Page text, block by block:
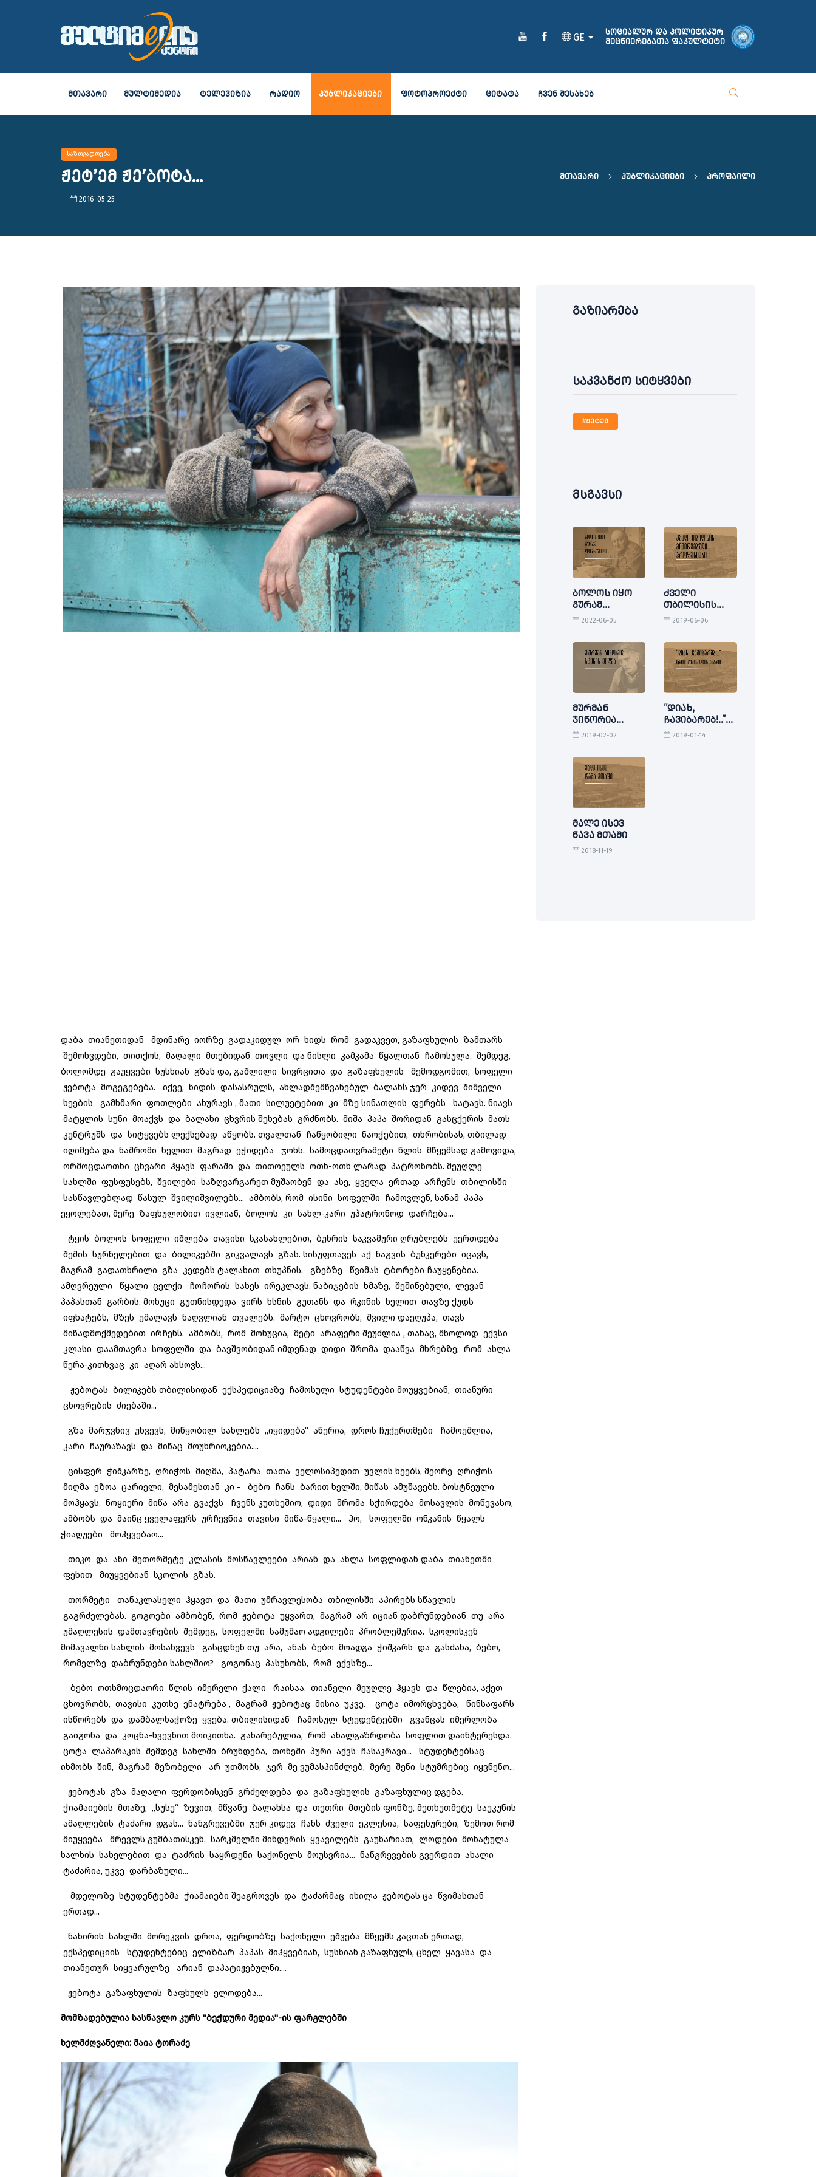
სოციალურ და პოლიტიკურ
მეცნიერებათა ფაკულტეტი
GE
ᲛᲗᲐᲕᲐᲠᲘ ᲛᲣᲚᲢᲘᲛᲔᲓᲘᲐ ᲢᲔᲚᲔᲕᲘᲖᲘᲐ ᲠᲐᲓᲘᲝ ᲞᲣᲑᲚᲘᲙᲐᲪᲘᲔᲑᲘ ᲤᲝᲢᲝᲞᲠᲝᲔᲥᲢᲘ ᲪᲘᲢᲐᲢᲐ ᲩᲕᲔᲜ ᲨᲔᲡᲐᲮᲔᲑ
საზოგადოება
ჟეტ’ემ ჟე’ბოტა...
2016-05-25
Მთავარი Პუბლიკაციები Პროფაილი
დაბა თიანეთიდან მდინარე იორზე გადაკიდულ ორ ხიდს რომ გადაკვეთ, გაზაფხულის ზამთარს
შემოხვდები, თითქოს, მაღალი მთებიდან თოვლი და ნისლი კამკამა წყალთან ჩამოსულა. შემდეგ,
ბოლომდე გაუყვები სუსხიან გზას და, გაშლილი სივრცითა და გაზაფხულის შემოდგომით, სოფელი
ჟებოტა მოგეგებება. იქვე, ხიდის დასასრულს, ახლადშემწვანებულ ბალახს ჯერ კიდევ შიშველი
ხეების გამხმარი ფოთლები ახურავს , მათი სილუეტებით კი მზე სინათლის ფერებს ხატავს. ნიავს
მატყლის სუნი მოაქვს და ბალახი ცხვრის შეხებას გრძნობს. მიშა პაპა შორიდან გასცქერის მათს
კუნტრუშს და სიტყვებს ლექსებად აწყობს. თვალთან ჩაწყობილი ნაოჭებით, თხრობისას, თბილად
იღიმება და ნაშრომი ხელით მაგრად ეჭიდება ჯოხს. სამოცდათვრამეტი წლის მწყემსად გამოვიდა,
ორმოცდაოთხი ცხვარი ჰყავს ფარაში და თითოეულს ოთხ-ოთხ ლარად პატრონობს. მეუღლე
სახლში ფუსფუსებს, შვილები საზღვარგარეთ მუშაობენ და ასე, ყველა ერთად არჩენს თბილისში
სასწავლებლად წასულ შვილიშვილებს... ამბობს, რომ ისინი სოფელში ჩამოვლენ, სანამ პაპა
ეყოლებათ, მერე ზაფხულობით ივლიან, ბოლოს კი სახლ-კარი უპატრონოდ დარჩება...
ტყის ბოლოს სოფელი იშლება თავისი სკასახლებით, ბუხრის საკვამური ღრუბლებს უერთდება
შეშის სურნელებით და ბილიკებში გიკვალავს გზას. სისუფთავეს აქ ნაგვის ბუნკერები იცავს,
მაგრამ გადათხრილი გზა კედებს ტალახით თხუპნის. გზებზე წვიმას ტბორები ჩაუყენებია.
ამღვრეული წყალი ცელქი ჩოჩორის სახეს ირეკლავს. ნაბიჯების ხმაზე, შეშინებული, ლევან
პაპასთან გარბის. მოხუცი გუთნისდედა ვირს ხსნის გუთანს და რკინის ხელით თავზე ქუდს
იფხატებს, მზეს უმალავს ნაღვლიან თვალებს. მარტო ცხოვრობს, შვილი დაეღუპა, თავს
მიწადმოქმედებით ირჩენს. ამბობს, რომ მოხუცია, მეტი არაფერი შეუძლია , თანაც, მხოლოდ ექვსი
კლასი დაამთავრა სოფელში და ბავშვობიდან იმდენად დიდი შრომა დააწვა მხრებზე, რომ ახლა
წერა-კითხვაც კი აღარ ახსოვს...
ჟებოტას ბილიკებს თბილისიდან ექსპედიციაზე ჩამოსული სტუდენტები მოუყვებიან, თიანური
ცხოვრების ძიებაში...
გზა მარჯვნივ უხვევს, მიწყობილ სახლებს „იყიდება“ აწერია, დროს ჩუქურთმები ჩამოუშლია,
კარი ჩაურაზავს და მიწაც მოუხრიოკებია....
ცისფერ ჭიშკარზე, ღრიჭოს მიღმა, პატარა თათა ველოსიპედით უვლის ხეებს, მეორე ღრიჭოს
მიღმა ეზოა ცარიელი, მესამესთან კი - ბებო ჩანს ბარით ხელში, მიწას ამუშავებს. ბოსტნეული
მოჰყავს. ნოყიერი მიწა არა გვაქვს ჩვენს კუთხეშიო, დიდი შრომა სჭირდება მოსავლის მოწევასო,
ამბობს და მაინც ყველაფერს ურჩევნია თავისი მიწა-წყალი... ჰო, სოფელში ონკანის წყალს
ჭიაღუები მოჰყვებაო...
თიკო და ანი მეთორმეტე კლასის მოსწავლეები არიან და ახლა სოფლიდან დაბა თიანეთში
ფეხით მიუყვებიან სკოლის გზას.
თორმეტი თანაკლასელი ჰყავთ და მათი უმრავლესობა თბილისში აპირებს სწავლის
გაგრძელებას. გოგოები ამბობენ, რომ ჟებოტა უყვართ, მაგრამ არ იციან დაბრუნდებიან თუ არა
უმაღლესის დამთავრების შემდეგ, სოფელში სამუშაო ადგილები პრობლემურია. სკოლისკენ
მიმავალნი სახლის მოსახვევს გასცდნენ თუ არა, ანას ბებო მოადგა ჭიშკარს და გასძახა, ბებო,
რომელზე დაბრუნდები სახლშიო? გოგონაც პასუხობს, რომ ექვსზე...
ბებო ოთხმოცდაორი წლის იმერელი ქალი რაისაა. თიანელი მეუღლე ჰყავს და წლებია, აქეთ
ცხოვრობს, თავისი კუთხე ენატრება , მაგრამ ჟებოტაც მისია უკვე. ცოტა იმორცხვება, წინსაფარს
ისწორებს და დამბალხაჭოზე ყვება. თბილისიდან ჩამოსულ სტუდენტებში გვანცას იმერლობა
გაიგონა და კოცნა-ხვევნით მოიკითხა. გახარებულია, რომ ახალგაზრდობა სოფლით დაინტერესდა.
ცოტა ლაპარაკის შემდეგ სახლში ბრუნდება, თონეში პური აქვს ჩასაკრავი... სტუდენტებსაც
იხმობს შინ, მაგრამ მეზობელი არ უთმობს, ჯერ მე ვუმასპინძლებ, მერე შენი სტუმრებიც იყვნენო...
ჟებოტას გზა მაღალი ფერდობისკენ გრძელდება და გაზაფხულის გაზაფხულიც დგება.
ჭიამაიების მთაზე, „სუსუ“ ზევით, მწვანე ბალახსა და თეთრი მთების ფონზე, მეთხუთმეტე საუკუნის
ამაღლების ტაძარი დგას... ნანგრევებში ჯერ კიდევ ჩანს ძველი ეკლესია, საფეხურები, ზემოთ რომ
მიუყვება მრევლს გუმბათისკენ. სარკმელში მინდვრის ყვავილებს გაუხარიათ, ლოდები მოხატულა
ხალხის სახელებით და ტაძრის საყრდენი საქონელს მოუსვრია... ნანგრევების გვერდით ახალი
ტაძარია, უკვე დარბაზული...
მდელოზე სტუდენტებმა ჭიამაიები შეაგროვეს და ტაძარმაც იხილა ჟებოტას ცა წვიმასთან
ერთად...
ნახირის სახლში მორეკვის დროა, ფერდობზე საქონელი ეშვება მწყემს კაცთან ერთად,
ექსპედიციის სტუდენტებიც ელიზბარ პაპას მიჰყვებიან, სუსხიან გაზაფხულს, ცხელ ყავასა და
თიანეთურ სიყვარულზე არიან დაპატიჟებულნი....
ჟებოტა გაზაფხულის ზაფხულს ელოდება...
მომზადებულია სასწავლო კურს "ბეჭდური მედია"-ის ფარგლებში
ხელმძღვანელი: მაია ტორაძე
გაზიარება
საკვანძო სიტყვები
#ჟეტემ
მსგავსი
ბოლოს იყო
გურამ
დოჩანაშვილი...
2022-06-05
ძველი
თბილისის
მივიწყებული
2019-06-06
მურმან
ჯინორია
სცენის მიღმა
2019-02-02
“დიახ,
ჩავიბარებ!..”-
ერთი
2019-01-14
მალე ისევ
წავა მთაში
2018-11-19